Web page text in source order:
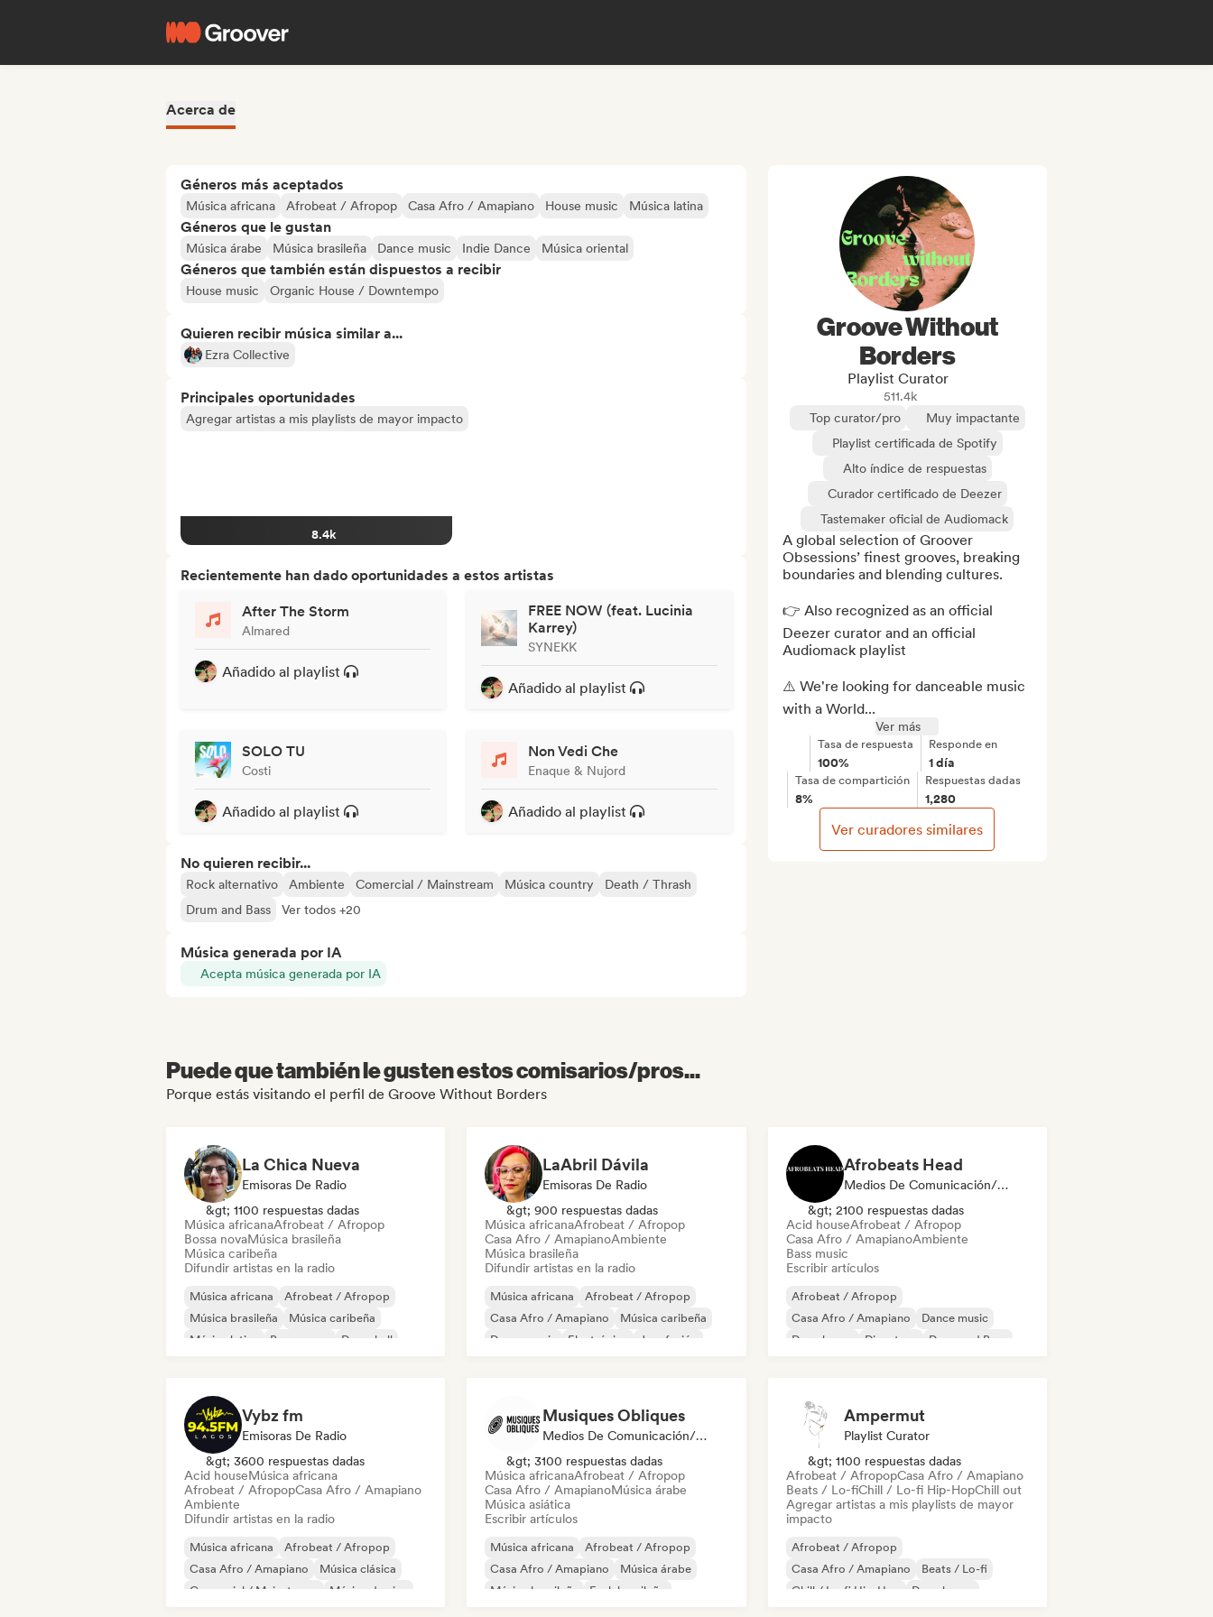
Acerca de
Géneros más aceptados
Música africana Afrobeat / Afropop Casa Afro / Amapiano House music Música latina
Géneros que le gustan
Música árabe Música brasileña Dance music Indie Dance Música oriental
Géneros que también están dispuestos a recibir
House music Organic House / Downtempo
Quieren recibir música similar a...
Ezra Collective
Principales oportunidades
Agregar artistas a mis playlists de mayor impacto
8.4k
Recientemente han dado oportunidades a estos artistas
After The Storm
Almared
Añadido al playlist
FREE NOW (feat. Lucinia
Karrey)
SYNEKK
Añadido al playlist
SOLO TU
Costi
Añadido al playlist
Non Vedi Che
Enaque & Nujord
Añadido al playlist
No quieren recibir...
Rock alternativo Ambiente Comercial / Mainstream Música country
Death / Thrash
Drum and Bass
Ver todos +20
Música generada por IA
Acepta música generada por IA
Groove Without
Borders
Playlist Curator
511.4k
Top curator/pro
Muy impactante
Playlist certificada de Spotify
Alto índice de respuestas
Curador certificado de Deezer
Tastemaker oficial de Audiomack
A global selection of Groover
Obsessions’ finest grooves, breaking
boundaries and blending cultures.
👉 Also recognized as an official
Deezer curator and an official
Audiomack playlist
⚠️ We're looking for danceable music
with a World...
Ver más
Tasa de respuesta
100%
Responde en
1 día
Tasa de compartición
8%
Respuestas dadas
1,280
Ver curadores similares
Puede que también le gusten estos comisarios/pros...
Porque estás visitando el perfil de Groove Without Borders
La Chica Nueva
Emisoras De Radio
&gt; 1100 respuestas dadas
Música africanaAfrobeat / Afropop
Bossa novaMúsica brasileña
Música caribeña
Difundir artistas en la radio
Música africana
Afrobeat / Afropop
Música brasileña
Música caribeña
Música latina
Bossa nova
Dancehall
LaAbril Dávila
Emisoras De Radio
&gt; 900 respuestas dadas
Música africanaAfrobeat / Afropop
Casa Afro / AmapianoAmbiente
Música brasileña
Difundir artistas en la radio
Música africana
Afrobeat / Afropop
Casa Afro / Amapiano
Música caribeña
Dance music
Electrónica
Jazz fusión
Afrobeats Head
Medios De Comunicación/Periodista
&gt; 2100 respuestas dadas
Acid houseAfrobeat / Afropop
Casa Afro / AmapianoAmbiente
Bass music
Escribir artículos
Afrobeat / Afropop
Casa Afro / Amapiano
Dance music
Deep house
Discoteca
Drum and Bass
Vybz fm
Emisoras De Radio
&gt; 3600 respuestas dadas
Acid houseMúsica africana
Afrobeat / AfropopCasa Afro / Amapiano
Ambiente
Difundir artistas en la radio
Música africana
Afrobeat / Afropop
Casa Afro / Amapiano
Música clásica
Comercial / Mainstream
Música de cine
Musiques Obliques
Medios De Comunicación/Periodista
&gt; 3100 respuestas dadas
Música africanaAfrobeat / Afropop
Casa Afro / AmapianoMúsica árabe
Música asiática
Escribir artículos
Música africana
Afrobeat / Afropop
Casa Afro / Amapiano
Música árabe
Música brasileña
Funk brasileño
Ampermut
Playlist Curator
&gt; 1100 respuestas dadas
Afrobeat / AfropopCasa Afro / Amapiano
Beats / Lo-fiChill / Lo-fi Hip-HopChill out
Agregar artistas a mis playlists de mayor
impacto
Afrobeat / Afropop
Casa Afro / Amapiano
Beats / Lo-fi
Chill / Lo-fi Hip-Hop
Deep house